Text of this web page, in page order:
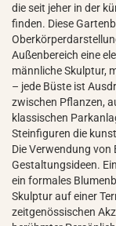
die seit jeher in der
finden. Diese
Außenbereich eine
männliche Skulptur,
– jede Büste ist
zwischen Pflanzen,
klassischen
Steinfiguren die
Die Verwendung
Gestaltungsideen.
ein formales
Skulptur auf einer
zeitgenössischen